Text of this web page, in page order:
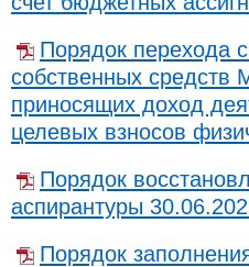
Порядок перехода
собственных средств
приносящих доход
целевых взносов
Порядок
аспирантуры
Порядок